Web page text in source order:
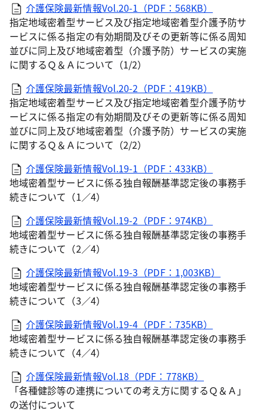
介護保険最新情報Vol.20-1（PDF：568KB）
指定地域密着型サービス及び指定地域密着型介護予防サ
ービスに係る指定の有効期間及びその更新等に係る周知
並びに同上及び地域密着型（介護予防）サービスの実施
に関するＱ＆Ａについて（1/2）
介護保険最新情報Vol.20-2（PDF：419KB）
指定地域密着型サービス及び指定地域密着型介護予防サ
ービスに係る指定の有効期間及びその更新等に係る周知
並びに同上及び地域密着型（介護予防）サービスの実施
に関するＱ＆Ａについて（2/2）
介護保険最新情報Vol.19-1（PDF：433KB）
地域密着型サービスに係る独自報酬基準認定後の事務手
続きについて（1／4）
介護保険最新情報Vol.19-2（PDF：974KB）
地域密着型サービスに係る独自報酬基準認定後の事務手
続きについて（2／4）
介護保険最新情報Vol.19-3（PDF：1,003KB）
地域密着型サービスに係る独自報酬基準認定後の事務手
続きについて（3／4）
介護保険最新情報Vol.19-4（PDF：735KB）
地域密着型サービスに係る独自報酬基準認定後の事務手
続きについて（4／4）
介護保険最新情報Vol.18（PDF：778KB）
「各種健診等の連携についての考え方に関するＱ＆Ａ」
の送付について